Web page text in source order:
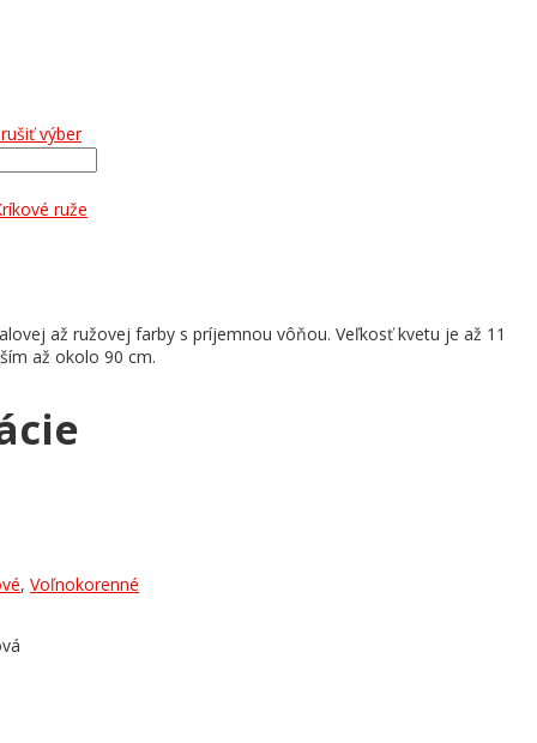
výber
ruže
až ružovej farby s príjemnou vôňou. Veľkosť kvetu je až 11
až okolo 90 cm.
, Voľnokorenné